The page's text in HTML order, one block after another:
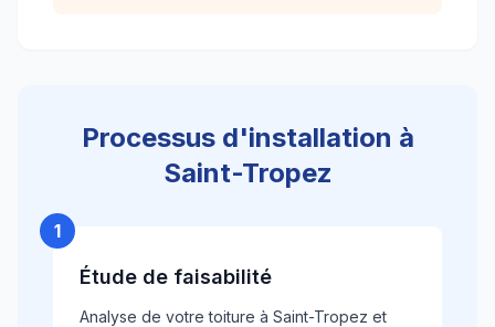
Processus d'installation à
Saint-Tropez
1
Étude de faisabilité
Analyse de votre toiture à Saint-Tropez et